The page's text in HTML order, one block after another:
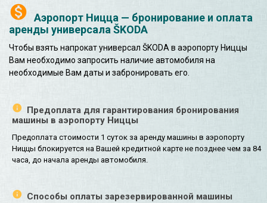
Аэропорт Ницца — бронирование и оплата
аренды универсала ŠKODA
Чтобы взять напрокат универсал ŠKODA в аэропорту Ниццы
Вам необходимо запросить наличие автомобиля на
необходимые Вам даты и забронировать его.
Предоплата для гарантирования бронирования
машины в аэропорту Ниццы
Предоплата стоимости 1 суток за аренду машины в аэропорту
Ниццы блокируется на Вашей кредитной карте не позднее чем за 84
часа, до начала аренды автомобиля.
Способы оплаты зарезервированной машины